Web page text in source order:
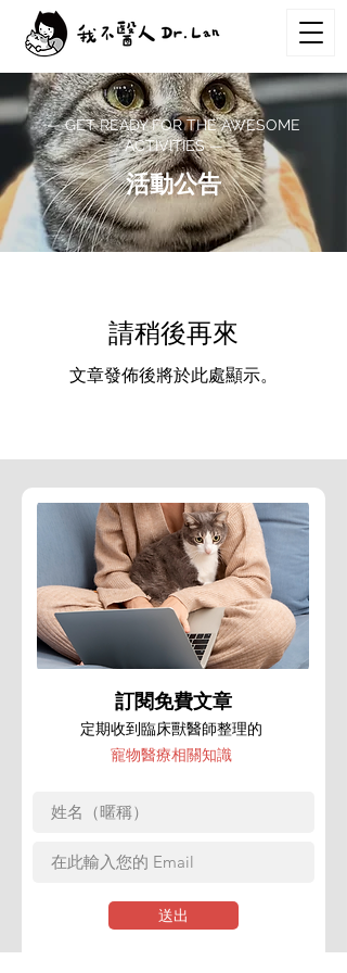
— GET READY FOR THE AWESOME
ACTIVITIES —
活動公告
請稍後再來
文章發佈後將於此處顯示。
訂閱免費文章
定期收到臨床獸醫師整理的
寵物醫療相關知識
送出